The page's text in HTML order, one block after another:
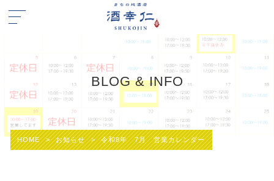
BLOG & INFO
HOME > お知らせ > 令和8年 7月 営業カレンダー